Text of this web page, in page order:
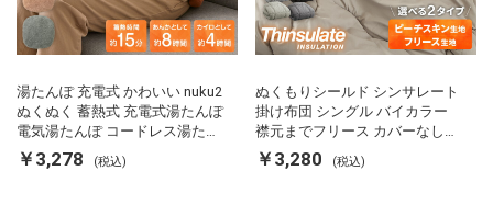
湯たんぽ 充電式 かわいい nuku2
ぬくぬく 蓄熱式 充電式湯たんぽ
電気湯たんぽ コードレス湯たん
ぽ エコ 節電 節約 省エネ 充電式
エコ電気あんか EWT-2143 スリ
￥3,278 (税込)
ぬくもりシールド シンサレート
掛け布団 シングル バイカラー
襟元までフリース カバーなしで
使える 軽い 丸洗い 断熱 保温 抗
菌防臭 洗える 防ダニ 軽量 ホコ
￥3,280 (税込)